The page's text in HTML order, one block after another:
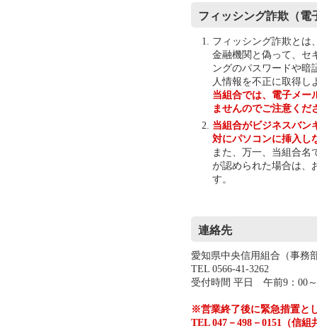
フィッシング詐欺（電
フィッシング詐欺とは
金融機関と偽って、セ
ングのパスワードや暗
人情報を不正に取得し
当組合では、電子メー
ませんのでご注意くだ
当組合がビジネスバン
対にパソコンに挿入し
また、万一、当組合名
が認められた場合は、
す。
連絡先
愛知県中央信用組合（事務
TEL 0566-41-3262
受付時間 平日 午前9：00
※営業終了後に緊急措置と
TEL 047－498－0151（信